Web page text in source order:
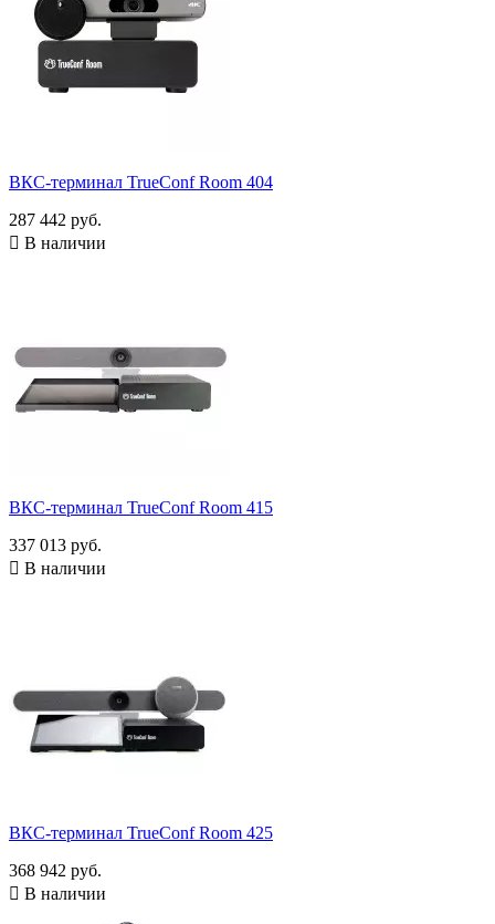
ВКС-терминал TrueConf Room 404
287 442 руб.
 В наличии
ВКС-терминал TrueConf Room 415
337 013 руб.
 В наличии
ВКС-терминал TrueConf Room 425
368 942 руб.
 В наличии